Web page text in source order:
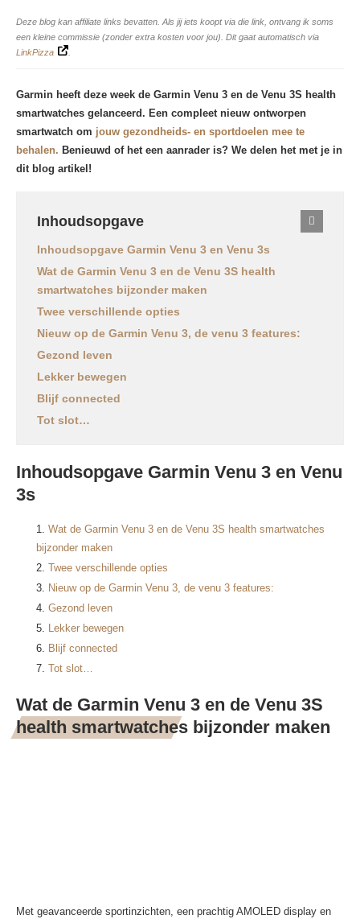
Deze blog kan affiliate links bevatten. Als jij iets koopt via die link, ontvang ik soms
een kleine commissie (zonder extra kosten voor jou). Dit gaat automatisch via
LinkPizza
Garmin heeft deze week de Garmin Venu 3 en de Venu 3S health
smartwatches gelanceerd. Een compleet nieuw ontworpen
smartwatch om jouw gezondheids- en sportdoelen mee te
behalen. Benieuwd of het een aanrader is? We delen het met je in
dit blog artikel!
Inhoudsopgave
Inhoudsopgave Garmin Venu 3 en Venu 3s
Wat de Garmin Venu 3 en de Venu 3S health
smartwatches bijzonder maken
Twee verschillende opties
Nieuw op de Garmin Venu 3, de venu 3 features:
Gezond leven
Lekker bewegen
Blijf connected
Tot slot…
Inhoudsopgave Garmin Venu 3 en Venu
3s
Wat de Garmin Venu 3 en de Venu 3S health smartwatches
bijzonder maken
Twee verschillende opties
Nieuw op de Garmin Venu 3, de venu 3 features:
Gezond leven
Lekker bewegen
Blijf connected
Tot slot…
Wat de Garmin Venu 3 en de Venu 3S
health smartwatches bijzonder maken
Met geavanceerde sportinzichten, een prachtig AMOLED display en